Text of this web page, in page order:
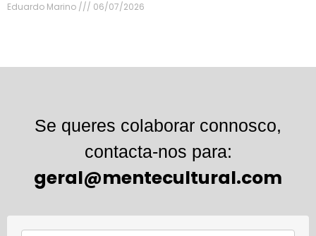
Eduardo Marino
06/07/2026
Se queres colaborar connosco,
contacta-nos para:
geral@mentecultural.com